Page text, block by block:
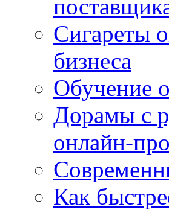
Сигареты
бизнеса
Обучение
Дорамы с
онлайн-
Как